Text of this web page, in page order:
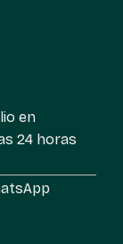
en
24 horas